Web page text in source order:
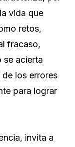
vida que
retos,
fracaso,
se acierta
los errores
para lograr
invita a